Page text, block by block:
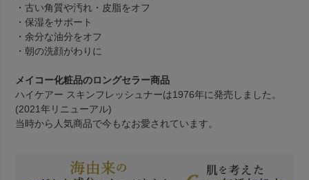
・古い角質や汚れ・皮脂をオフ
・保湿をサポート
・余分な油分をオフ
・朝の洗顔がわりに
メイコー化粧品のロングセラー商品
ハイケアー スキンフレッシュナーは1976年に発売しました。
(2021年リニューアル)
当時から人気商品で今もなお愛されています。